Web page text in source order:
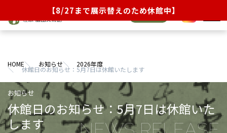
【8/27まで展示替えのため休館中】
オンライン
チケット JA
イベント・ラーニング
当館について
コレクション
HOME お知らせ 2026年度
休館日のお知らせ：5月7日は休館いたします
休館日のお知らせ：5月7日は休館いた
します